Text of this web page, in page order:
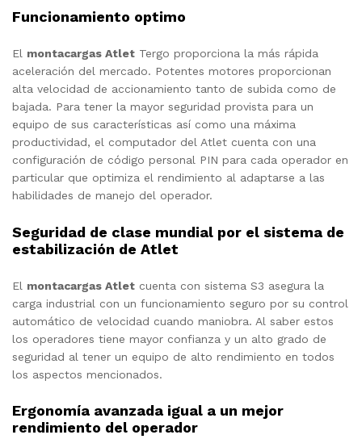
Funcionamiento optimo
El montacargas Atlet Tergo proporciona la más rápida
aceleración del mercado. Potentes motores proporcionan
alta velocidad de accionamiento tanto de subida como de
bajada. Para tener la mayor seguridad provista para un
equipo de sus características así como una máxima
productividad, el computador del Atlet cuenta con una
configuración de código personal PIN para cada operador en
particular que optimiza el rendimiento al adaptarse a las
habilidades de manejo del operador.
Seguridad de clase mundial por el sistema de
estabilización de Atlet
El montacargas Atlet cuenta con sistema S3 asegura la
carga industrial con un funcionamiento seguro por su control
automático de velocidad cuando maniobra. Al saber estos
los operadores tiene mayor confianza y un alto grado de
seguridad al tener un equipo de alto rendimiento en todos
los aspectos mencionados.
Ergonomía avanzada igual a un mejor
rendimiento del operador